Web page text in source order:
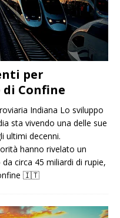
per
Confine
Indiana Lo sviluppo
sta vivendo una delle sue
ultimi decenni.
hanno rivelato un
circa 45 miliardi di rupie,
🇮🇹